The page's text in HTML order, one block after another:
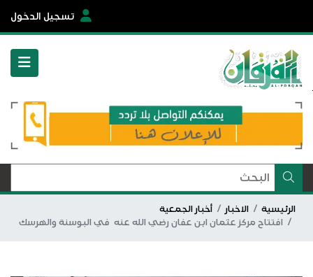
تسجيل الدخول
الرئيسية الاخبار
أخبار الجمعية
افتتاح مركز عثمان ابن عفان رضي الله عنه في البوسنة والهرسك